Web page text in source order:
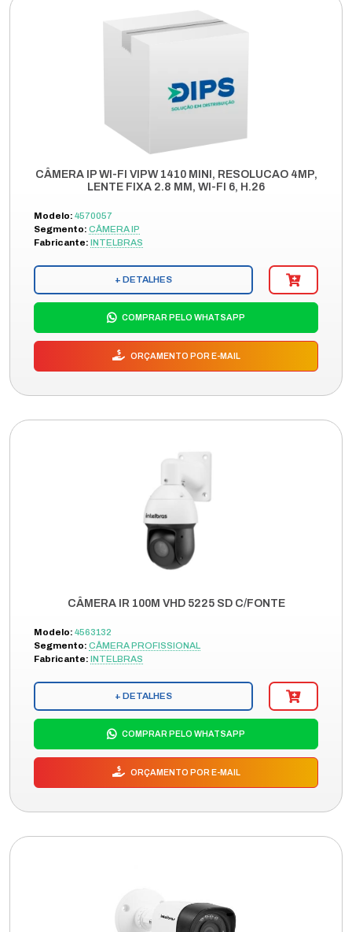
CÂMERA IP WI-FI VIPW 1410 MINI, RESOLUCAO 4MP,
LENTE FIXA 2.8 MM, WI-FI 6, H.26
Modelo: 4570057
Segmento: CÂMERA IP
Fabricante: INTELBRAS
+ DETALHES
COMPRAR PELO WHATSAPP
ORÇAMENTO POR E-MAIL
CÂMERA IR 100M VHD 5225 SD C/FONTE
Modelo: 4563132
Segmento: CÂMERA PROFISSIONAL
Fabricante: INTELBRAS
+ DETALHES
COMPRAR PELO WHATSAPP
ORÇAMENTO POR E-MAIL